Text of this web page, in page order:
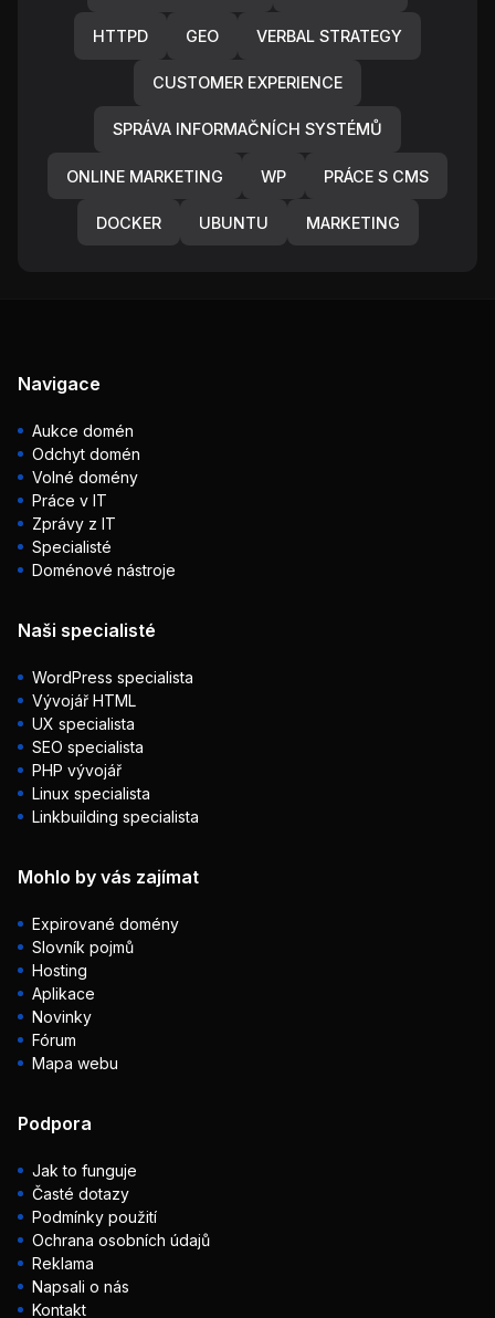
HTTPD GEO VERBAL STRATEGY
CUSTOMER EXPERIENCE
SPRÁVA INFORMAČNÍCH SYSTÉMŮ
ONLINE MARKETING WP PRÁCE S CMS
DOCKER UBUNTU MARKETING
Navigace
Aukce domén
Odchyt domén
Volné domény
Práce v IT
Zprávy z IT
Specialisté
Doménové nástroje
Naši specialisté
WordPress specialista
Vývojář HTML
UX specialista
SEO specialista
PHP vývojář
Linux specialista
Linkbuilding specialista
Mohlo by vás zajímat
Expirované domény
Slovník pojmů
Hosting
Aplikace
Novinky
Fórum
Mapa webu
Podpora
Jak to funguje
Časté dotazy
Podmínky použití
Ochrana osobních údajů
Reklama
Napsali o nás
Kontakt